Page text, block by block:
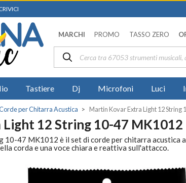
MARCHI PROMO TASSO ZERO
Tastiere Dj Microfoni Luci
per Chitarra Acustica Martin Kovar Extra Light 12 String
12 String 10-47 MK1012
47 MK1012 è il set di corde per chitarra acustica
corda e una voce chiara e reattiva sull'attacco.